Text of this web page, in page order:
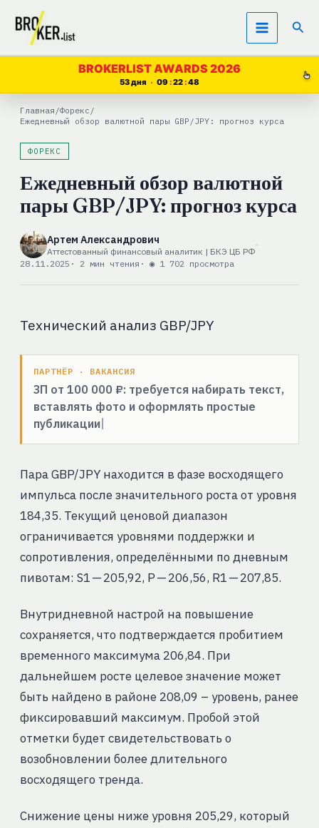
Перейти
содержимому
BROKERLIST AWARDS 2026
53 дня 09 22 47
Главная /Форекс /
Ежедневный обзор валютной пары GBP/JPY: прогноз курса
ФОРЕКС
Ежедневный обзор валютной
пары GBP/JPY: прогноз курса
Артем Александрович
Аттестованный финансовый аналитик | БКЭ ЦБ РФ
28.11.2025 · 2 мин чтения · ◉ 1 702 просмотра
Технический анализ GBP/JPY
ПАРТНЁР · ВАКАНСИЯ
ЗП от 100 000 ₽: требуется набирать текст,
вставлять фото и оформлять простые
публикации
Пара GBP/JPY находится в фазе восходящего
импульса после значительного роста от уровня
184,35. Текущий ценовой диапазон
ограничивается уровнями поддержки и
сопротивления, определёнными по дневным
пивотам: S1 — 205,92, P — 206,56, R1 — 207,85.
Внутридневной настрой на повышение
сохраняется, что подтверждается пробитием
временного максимума 206,84. При
дальнейшем росте целевое значение может
быть найдено в районе 208,09 – уровень, ранее
фиксировавший максимум. Пробой этой
отметки будет свидетельствовать о
возобновлении более длительного
восходящего тренда.
Снижение цены ниже уровня 205,29, который